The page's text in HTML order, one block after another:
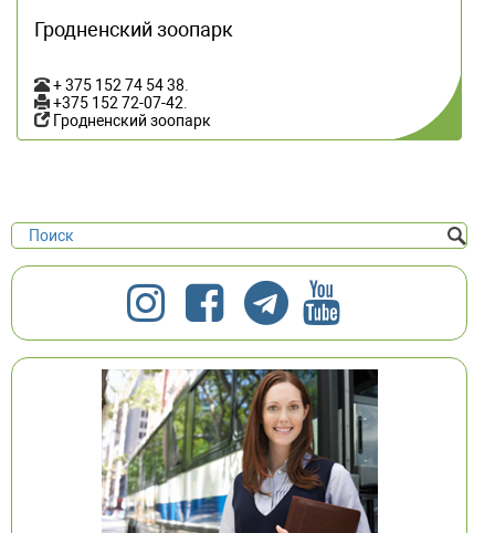
Гродненский зоопарк
+ 375 152 74 54 38
+375 152 72-07-42
Гродненский зоопарк